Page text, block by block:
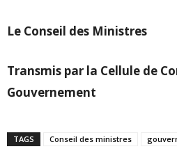
Le Conseil des Ministres
Transmis par la Cellule de
Gouvernement
TAGS Conseil des ministres